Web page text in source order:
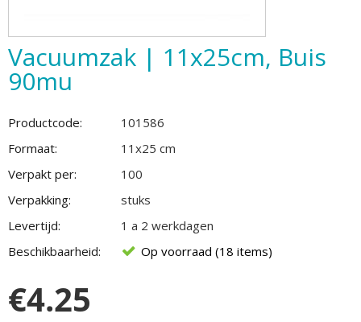
Vacuumzak | 11x25cm, Buis
90mu
Productcode:
101586
Formaat:
11x25 cm
Verpakt per:
100
Verpakking:
stuks
Levertijd:
1 a 2 werkdagen
Beschikbaarheid:
Op voorraad (18 items)
€4.25